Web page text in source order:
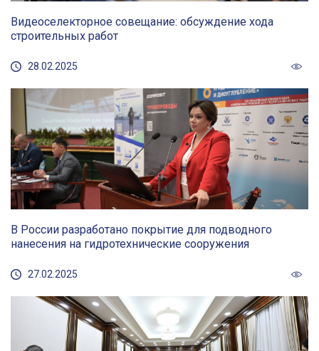
Видеоселекторное совещание: обсуждение хода
строительных работ
28.02.2025
В России разработано покрытие для подводного
нанесения на гидротехнические сооружения
27.02.2025